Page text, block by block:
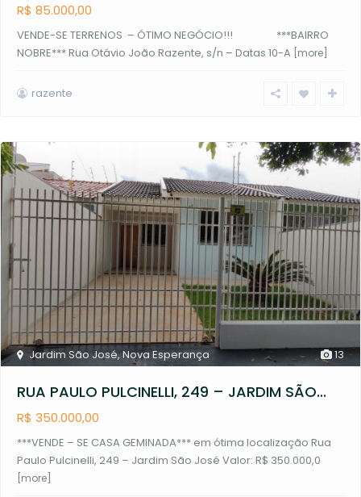
R$ 85.000,00
VENDE-SE TERRENOS – ÓTIMO NEGÓCIO!!! ***BAIRRO
NOBRE*** Rua Otávio João Razente, s/n – Datas 10-A [more]
razente
13
Jardim São José,Nova Esperança
RUA PAULO PULCINELLI, 249 – JARDIM SÃO...
R$ 350.000,00
***VENDE – SE CASA GEMINADA*** em ótima localização Rua
Paulo Pulcinelli, 249 – Jardim São José Valor: R$ 350.000,0
[more]